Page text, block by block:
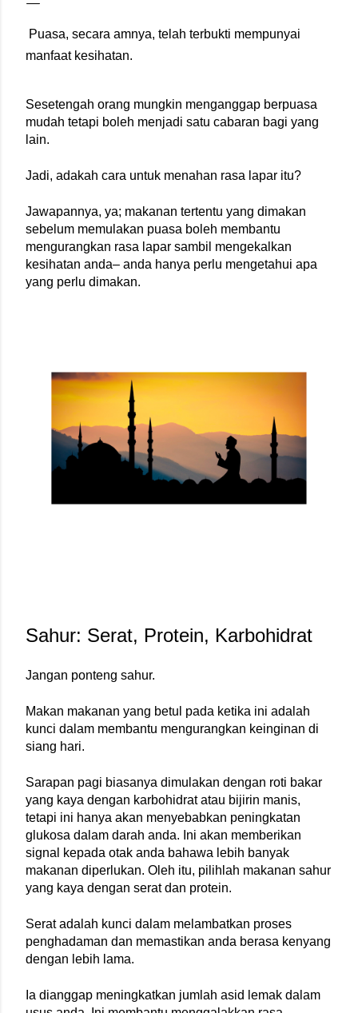
tenaga dan nutrisi yang cukup untuk menjalankan kerja-
kerja harian dengan lebih produktif. Begitu juga dengan
waktu makan tengah hari dan makan malam. Elakkan
waktu makan tengah hari dan makan malam yang terlalu
ialah pada jam 12 tengah hari ...
Puasa, secara amnya, telah terbukti mempunyai
manfaat kesihatan.
Sesetengah orang mungkin menganggap berpuasa
mudah tetapi boleh menjadi satu cabaran bagi yang
lain.
Jadi, adakah cara untuk menahan rasa lapar itu?
Jawapannya, ya; makanan tertentu yang dimakan
sebelum memulakan puasa boleh membantu
mengurangkan rasa lapar sambil mengekalkan
kesihatan anda– anda hanya perlu mengetahui apa
yang perlu dimakan.
Sahur: Serat, Protein, Karbohidrat
Jangan ponteng sahur.
Makan makanan yang betul pada ketika ini adalah
kunci dalam membantu mengurangkan keinginan di
siang hari.
Sarapan pagi biasanya dimulakan dengan roti bakar
yang kaya dengan karbohidrat atau bijirin manis,
tetapi ini hanya akan menyebabkan peningkatan
glukosa dalam darah anda. Ini akan memberikan
signal kepada otak anda bahawa lebih banyak
makanan diperlukan. Oleh itu, pilihlah makanan sahur
yang kaya dengan serat dan protein.
Serat adalah kunci dalam melambatkan proses
penghadaman dan memastikan anda berasa kenyang
dengan lebih lama.
Ia dianggap meningkatkan jumlah asid lemak dalam